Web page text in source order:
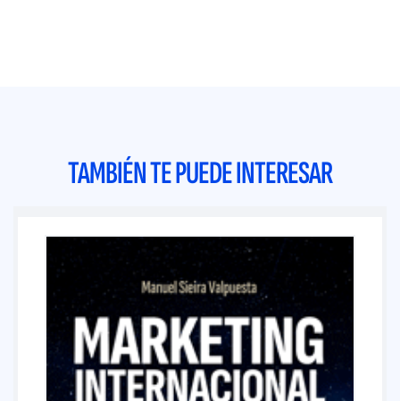
TAMBIÉN TE PUEDE INTERESAR